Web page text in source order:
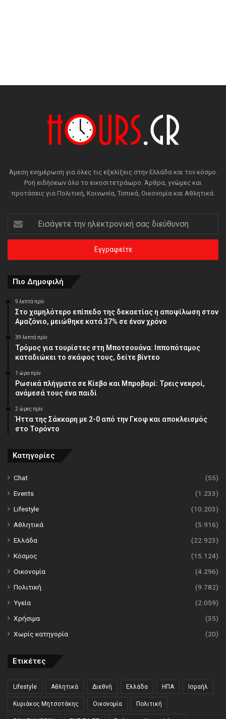
Άμεση ενημέρωση για όλες τις εξελίξεις στην Ελλάδα και τον κόσμο.
Ροή ειδήσεων όλο το εικοσιτετράωρο. Άρθρα, γνώμες και
προτάσεις για Πολιτική, Κοινωνία, Τοπικά, Οικονομία και Αθλητικά.
Εισάγετε
την
ηλεκτρονική
διεύθυνση
Πιο Δημοφιλή
9 λεπτά πρίν
Στο χαμηλότερο επίπεδο της δεκαετίας η αποψίλωση στον
Αμαζόνιο, μειώθηκε κατά 37% σε έναν χρόνο
39 λεπτά πρίν
Τρόμος για τουρίστες στη Μποτσουάνα: Ιπποπόταμος
καταδιώκει το σκάφος τους, δείτε βίντεο
1 ώρα πρίν
Ρωσικά πλήγματα σε Κίεβο και Μπροβαρί: Τρεις νεκροί,
ανάμεσά τους ένα παιδί
2 ώρες πρίν
Ήττα της Σάκκαρη με 2-0 από την Γκοφ και αποκλεισμός
στο Τορόντο
Κατηγορίες
Chat
(55)
Events
(1.233)
Lifestyle
(10.203)
Αθλητικά
(5.916)
Ελλάδα
(22.923)
Κόσμος
(15.124)
Οικονομία
(4.296)
Πολιτική
(9.782)
Υγεία
(2.059)
Χρήσιμα
(35)
Χωρίς κατηγορία
(20)
Ετικέτες
Lifestyle Αθλητικά Διεθνή Ελλάδα ΗΠΑ Ισραήλ
Κυριάκος Μητσοτάκης Οικονομία Πολιτική